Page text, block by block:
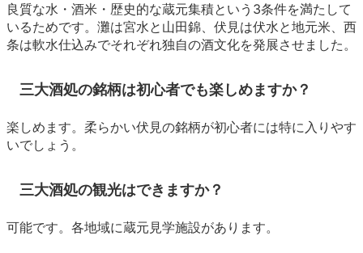
良質な水・酒米・歴史的な蔵元集積という3条件を満たして
いるためです。灘は宮水と山田錦、伏見は伏水と地元米、西
条は軟水仕込みでそれぞれ独自の酒文化を発展させました。
三大酒処の銘柄は初心者でも楽しめますか？
楽しめます。柔らかい伏見の銘柄が初心者には特に入りやす
いでしょう。
三大酒処の観光はできますか？
可能です。各地域に蔵元見学施設があります。